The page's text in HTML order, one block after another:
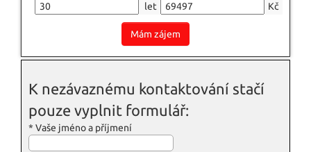
let
Kč
Mám zájem
K nezávaznému kontaktování stačí
pouze vyplnit formulář:
* Vaše jméno a příjmení